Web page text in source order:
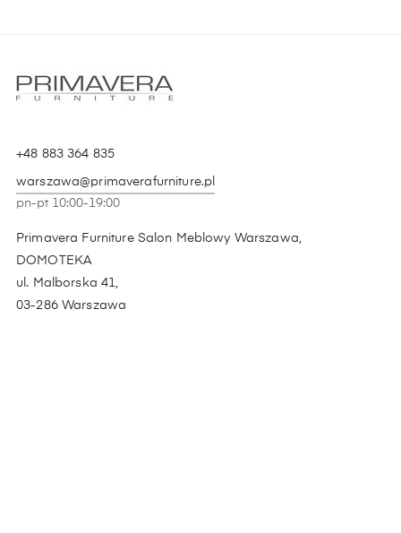
+48 883 364 835
warszawa@primaverafurniture.pl
pn-pt 10:00-19:00
Primavera Furniture Salon Meblowy Warszawa,
DOMOTEKA
ul. Malborska 41,
03-286 Warszawa